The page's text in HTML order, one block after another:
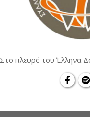
Στο πλευρό του Έλληνα